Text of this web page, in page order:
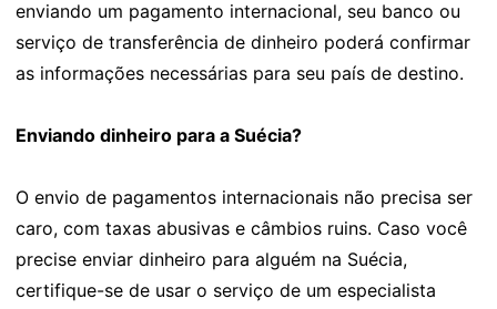
enviando um pagamento internacional, seu banco ou
serviço de transferência de dinheiro poderá confirmar
as informações necessárias para seu país de destino.
Enviando dinheiro para a Suécia?
O envio de pagamentos internacionais não precisa ser
caro, com taxas abusivas e câmbios ruins. Caso você
precise enviar dinheiro para alguém na Suécia,
certifique-se de usar o serviço de um especialista